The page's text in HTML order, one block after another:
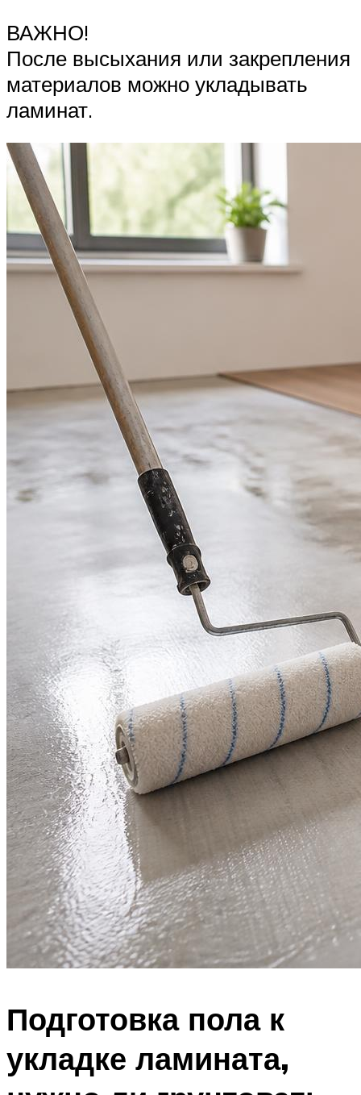
ВАЖНО!
После высыхания или закрепления
материалов можно укладывать
ламинат.
Подготовка пола к
укладке ламината,